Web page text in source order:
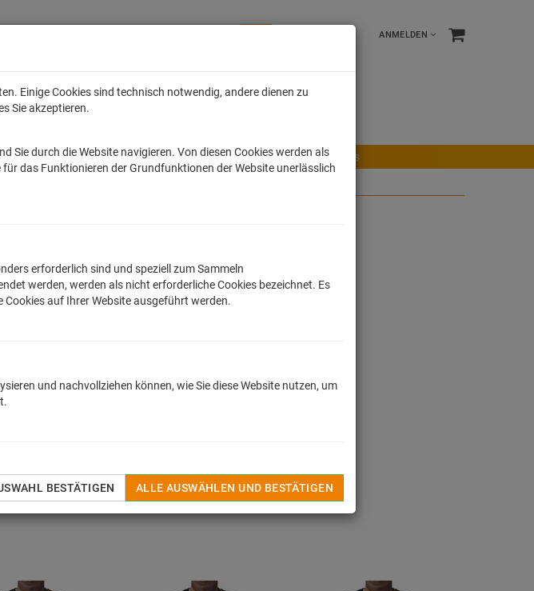
ANMELDEN
DC Comics Die Sendung mit der Maus Ravensburger Spiele Tonies
Einige Cookies sind technisch notwendig, andere dienen zu
Sie akzeptieren.
Sie durch die Website navigieren. Von diesen Cookies werden als
das Funktionieren der Grundfunktionen der Website unerlässlich
erforderlich sind und speziell zum Sammeln
werden, werden als nicht erforderliche Cookies bezeichnet. Es
auf Ihrer Website ausgeführt werden.
und nachvollziehen können, wie Sie diese Website nutzen, um
BESTÄTIGEN
ALLE AUSWÄHLEN UND BESTÄTIGEN